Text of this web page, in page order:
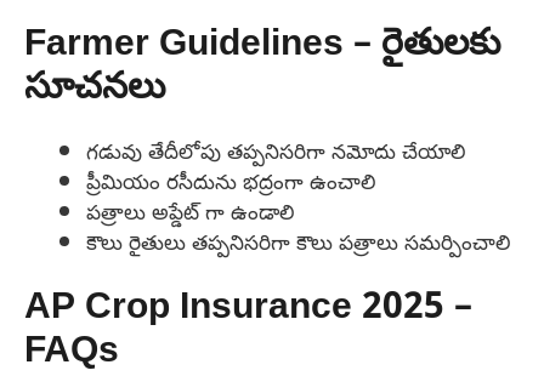
Farmer Guidelines – రైతులకు
సూచనలు
గడువు తేదీలోపు తప్పనిసరిగా నమోదు చేయాలి
ప్రీమియం రసీదును భద్రంగా ఉంచాలి
పత్రాలు అప్డేట్ గా ఉండాలి
కౌలు రైతులు తప్పనిసరిగా కౌలు పత్రాలు సమర్పించాలి
AP Crop Insurance 2025 –
FAQs